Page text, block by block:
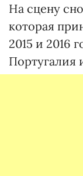
На сцену
которая
2015 и 2016
Португалия